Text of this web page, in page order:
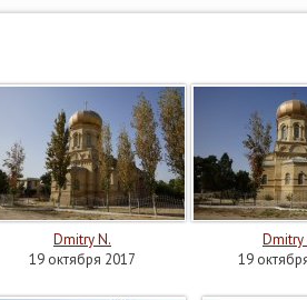
Dmitry N.
19 октября 2017
Dmitry
19